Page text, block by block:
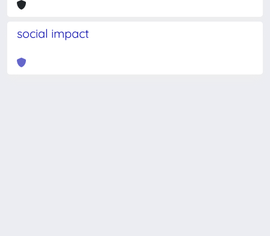
social impact